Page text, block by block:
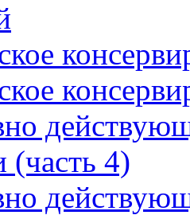
(часть 4)